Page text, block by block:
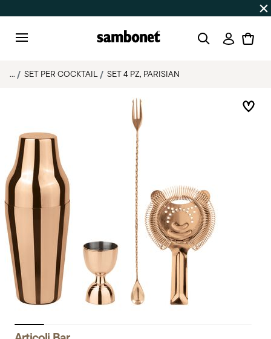
Fino al -50% | Ordini dal 7 al 16 agosto:
Accedi
... SET PER COCKTAIL SET 4 PZ, PARISIAN